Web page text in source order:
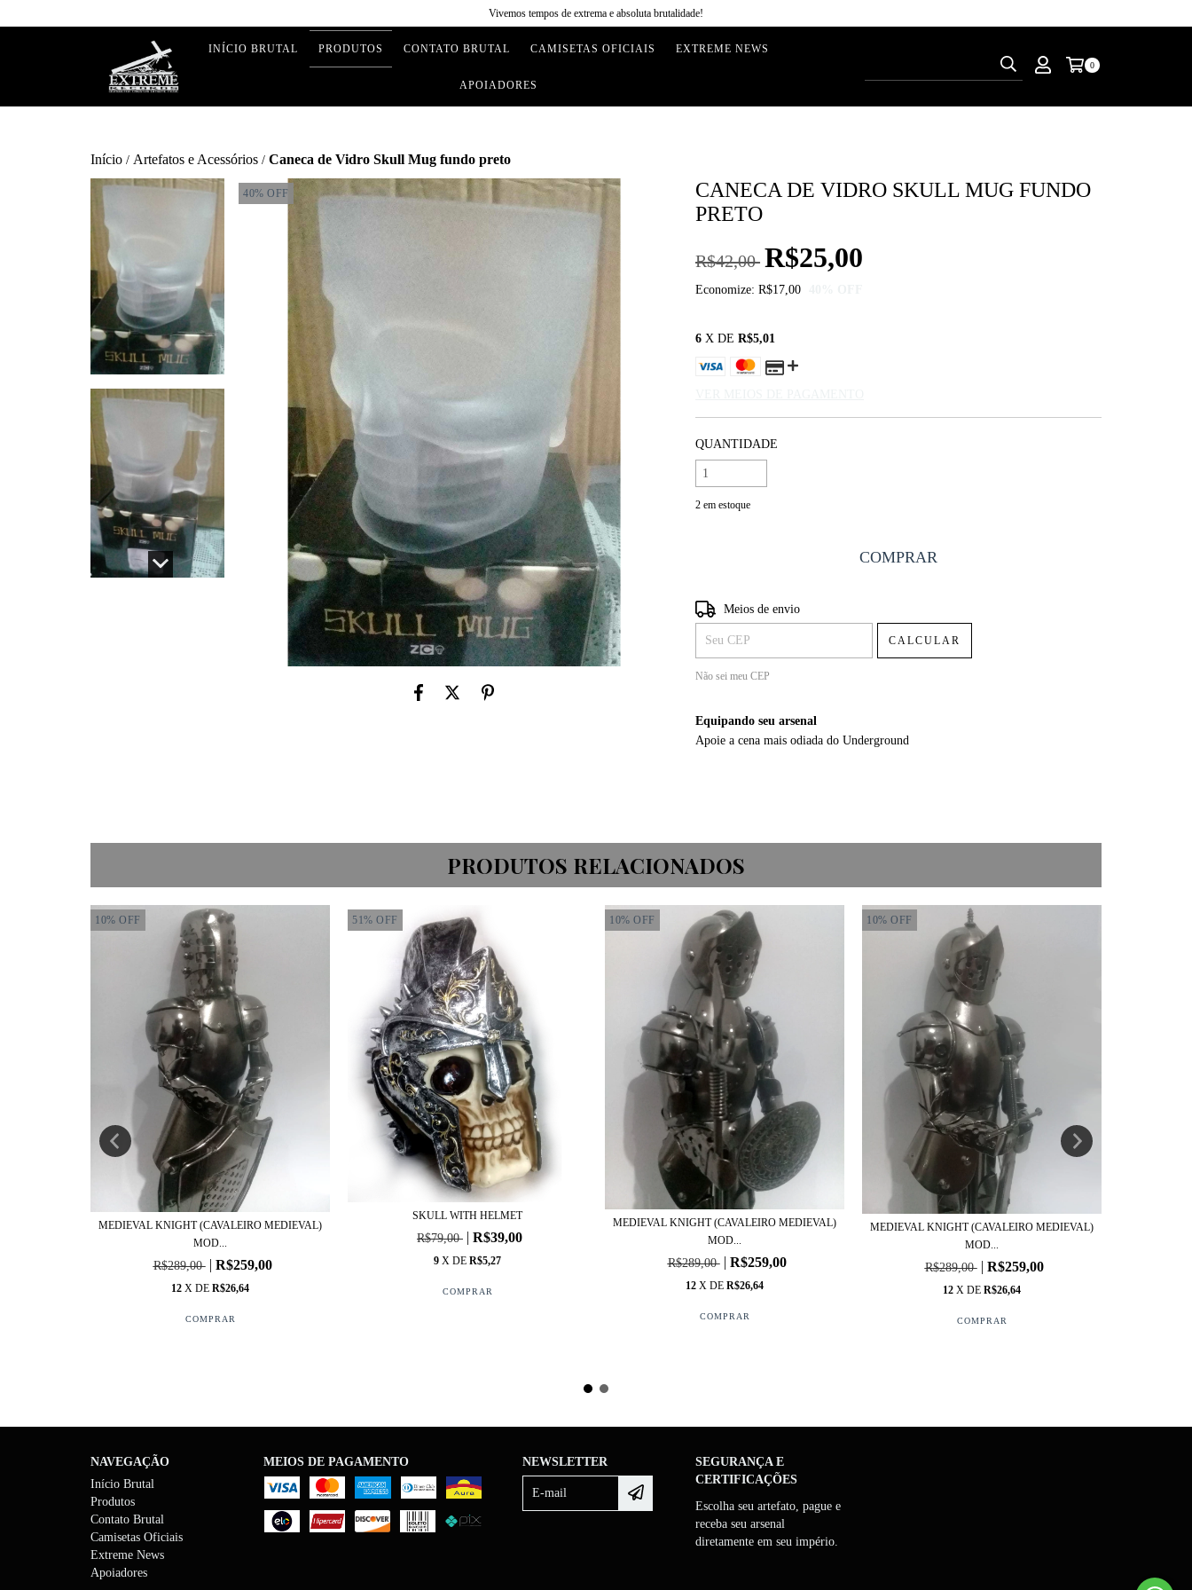
Vivemos tempos de extrema e absoluta brutalidade!
INÍCIO BRUTAL PRODUTOS CONTATO BRUTAL CAMISETAS OFICIAIS EXTREME NEWS
APOIADORES
0
Início / Artefatos e Acessórios / Caneca de Vidro Skull Mug fundo preto
40%OFF
CANECA DE VIDRO SKULL MUG FUNDO
PRETO
R$42,00 R$25,00
Economize: R$17,00
6 X DER$5,01
QUANTIDADE
2 em estoque
Entregas para o CEP:
Meios de envio
CALCULAR
Não sei meu CEP
Equipando seu arsenal
Apoie a cena mais odiada do Underground
PRODUTOS RELACIONADOS
10% OFF
MEDIEVAL KNIGHT (CAVALEIRO MEDIEVAL)
MOD...
R$289,00 R$259,00
12 X DE R$26,64
51% OFF
SKULL WITH HELMET
R$79,00 R$39,00
9 X DE R$5,27
10% OFF
MEDIEVAL KNIGHT (CAVALEIRO MEDIEVAL)
MOD...
R$289,00 R$259,00
12 X DE R$26,64
10% OFF
MEDIEVAL KNIGHT (CAVALEIRO MEDIEVAL)
MOD...
R$289,00 R$259,00
12 X DE R$26,64
NAVEGAÇÃO
Início Brutal
Produtos
Contato Brutal
Camisetas Oficiais
Extreme News
Apoiadores
MEIOS DE PAGAMENTO NEWSLETTER
SEGURANÇA E
CERTIFICAÇÕES
Escolha seu artefato, pague e
receba seu arsenal
diretamente em seu império.